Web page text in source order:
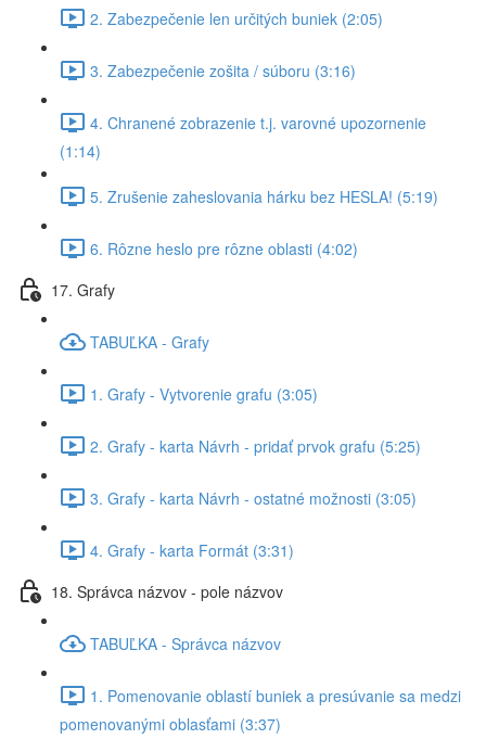
2. Zabezpečenie len určitých buniek (2:05)
3. Zabezpečenie zošita / súboru (3:16)
4. Chranené zobrazenie t.j. varovné upozornenie
(1:14)
5. Zrušenie zaheslovania hárku bez HESLA! (5:19)
6. Rôzne heslo pre rôzne oblasti (4:02)
17. Grafy
TABUĽKA - Grafy
1. Grafy - Vytvorenie grafu (3:05)
2. Grafy - karta Návrh - pridať prvok grafu (5:25)
3. Grafy - karta Návrh - ostatné možnosti (3:05)
4. Grafy - karta Formát (3:31)
18. Správca názvov - pole názvov
TABUĽKA - Správca názvov
1. Pomenovanie oblastí buniek a presúvanie sa medzi
pomenovanými oblasťami (3:37)